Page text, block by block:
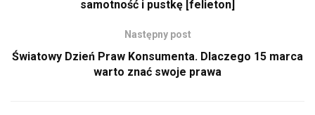
samotność i pustkę [felieton]
Następny post
Światowy Dzień Praw Konsumenta. Dlaczego 15 marca
warto znać swoje prawa